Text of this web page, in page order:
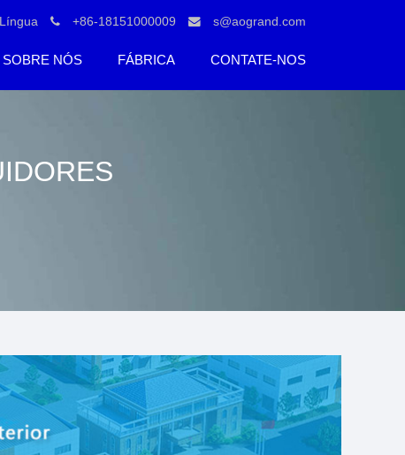
Língua +86-18151000009 s@aogrand.com
SOBRE NÓS FÁBRICA CONTATE-NOS